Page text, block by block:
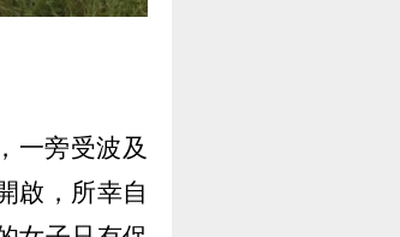
一旁受波及
啟，所幸自